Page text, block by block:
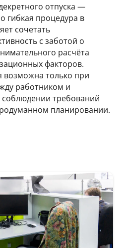
отпуска —
гибкая процедура в
сочетать
с заботой о
расчёта
факторов.
возможна только при
работником и
требований
планировании.